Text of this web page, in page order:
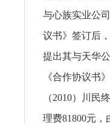
与心族实业公
议书》签订后
提出其与天华
《合作协议书
（2010）川民
理费81800元，